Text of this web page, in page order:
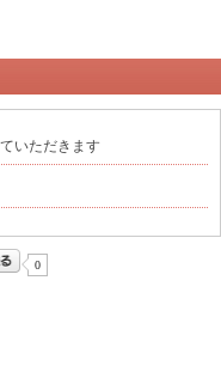
いただきます
0